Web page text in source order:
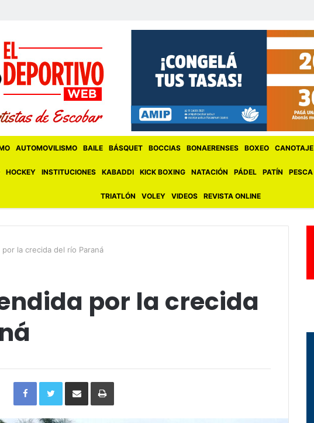
AUTOMOVILISMO BAILE BÁSQUET BOCCIAS BONAERENSES BOXEO CANOTAJE
HOCKEY INSTITUCIONES KABADDI KICK BOXING NATACIÓN PÁDEL PATÍN PESCA
TRIATLÓN VOLEY VIDEOS REVISTA ONLINE
la crecida del río Paraná
por la crecida
FacebookTwitterCompartirImprimir